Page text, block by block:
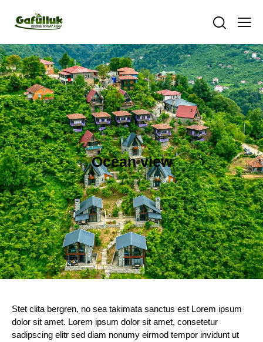
Ocean view
Stet clita bergren, no sea takimata sanctus est Lorem ipsum
dolor sit amet. Lorem ipsum dolor sit amet, consetetur
sadipscing elitr sed diam nonumy eirmod tempor invidunt ut